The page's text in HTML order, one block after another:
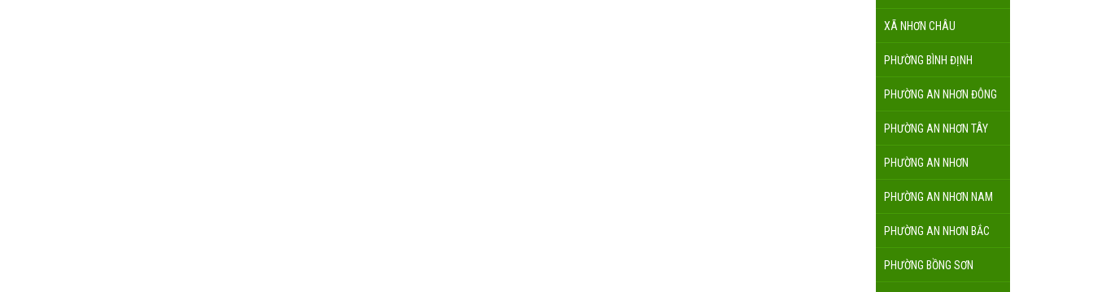
XÃ NHƠN CHÂU
PHƯỜNG BÌNH ĐỊNH
PHƯỜNG AN NHƠN ĐÔNG
PHƯỜNG AN NHƠN TÂY
PHƯỜNG AN NHƠN
PHƯỜNG AN NHƠN NAM
PHƯỜNG AN NHƠN BẮC
PHƯỜNG BỒNG SƠN